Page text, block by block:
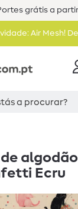
grátis a
Air Mesh!
de
Ecru